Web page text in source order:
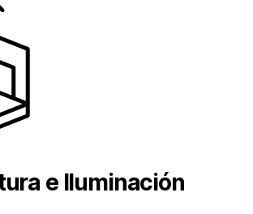
e Iluminación